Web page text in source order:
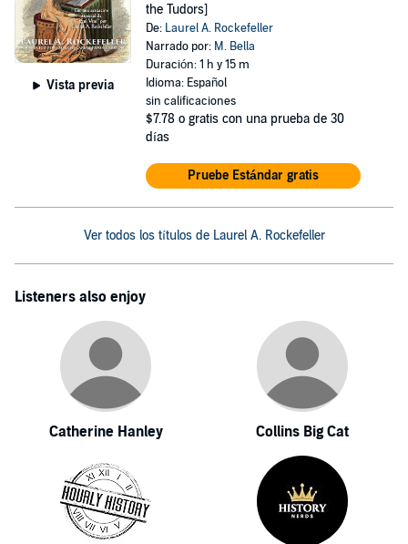
Vista previa
the Tudors]
De: Laurel A. Rockefeller
Narrado por: M. Bella
Duración: 1 h y 15 m
Idioma: Español
sin calificaciones
$7.78 o gratis con una prueba de 30
días
Pruebe Estándar gratis
Ver todos los títulos de Laurel A. Rockefeller
Listeners also enjoy
Catherine Hanley Collins Big Cat